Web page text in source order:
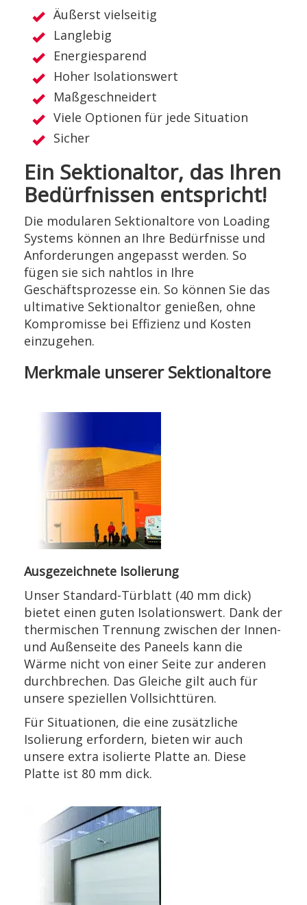
Äußerst vielseitig
Langlebig
Energiesparend
Hoher Isolationswert
Maßgeschneidert
Viele Optionen für jede Situation
Sicher
Ein Sektionaltor, das Ihren
Bedürfnissen entspricht!
Die modularen Sektionaltore von Loading
Systems können an Ihre Bedürfnisse und
Anforderungen angepasst werden. So
fügen sie sich nahtlos in Ihre
Geschäftsprozesse ein. So können Sie das
ultimative Sektionaltor genießen, ohne
Kompromisse bei Effizienz und Kosten
einzugehen.
Merkmale unserer Sektionaltore
Ausgezeichnete Isolierung
Unser Standard-Türblatt (40 mm dick)
bietet einen guten Isolationswert. Dank der
thermischen Trennung zwischen der Innen-
und Außenseite des Paneels kann die
Wärme nicht von einer Seite zur anderen
durchbrechen. Das Gleiche gilt auch für
unsere speziellen Vollsichttüren.
Für Situationen, die eine zusätzliche
Isolierung erfordern, bieten wir auch
unsere extra isolierte Platte an. Diese
Platte ist 80 mm dick.